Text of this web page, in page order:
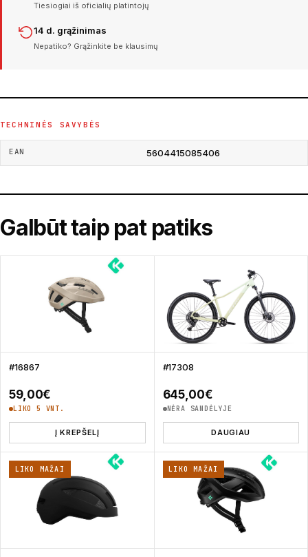
Tiesiogiai iš oficialių platintojų
14 d. grąžinimas
Nepatiko? Grąžinkite be klausimų
TECHNINĖS SAVYBĖS
EAN 5604415085406
Galbūt taip pat patiks
#16867
59,00€
LIKO 5 VNT.
Į KREPŠELĮ
#17308
645,00€
NĖRA SANDĖLYJE
DAUGIAU
LIKO MAŽAI LIKO MAŽAI